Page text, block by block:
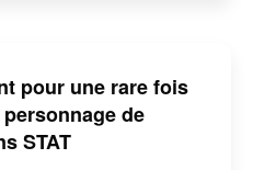
pour une rare fois
de
STAT